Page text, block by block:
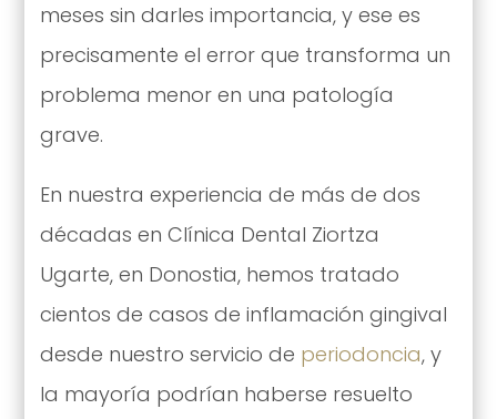
meses sin darles importancia, y ese es
precisamente el error que transforma un
problema menor en una patología
grave.
En nuestra experiencia de más de dos
décadas en Clínica Dental Ziortza
Ugarte, en Donostia, hemos tratado
cientos de casos de inflamación gingival
desde nuestro servicio de periodoncia, y
la mayoría podrían haberse resuelto